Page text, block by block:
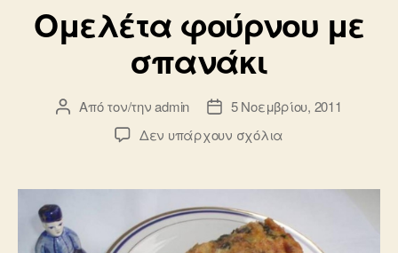
Ομελέτα φούρνου με
σπανάκι
Συντάκτης
Από τον/τηνadmin
Ημ.
δημοσίευσης
5 Νοεμβρίου, 2011
Δεν υπάρχουν σχόλια
με